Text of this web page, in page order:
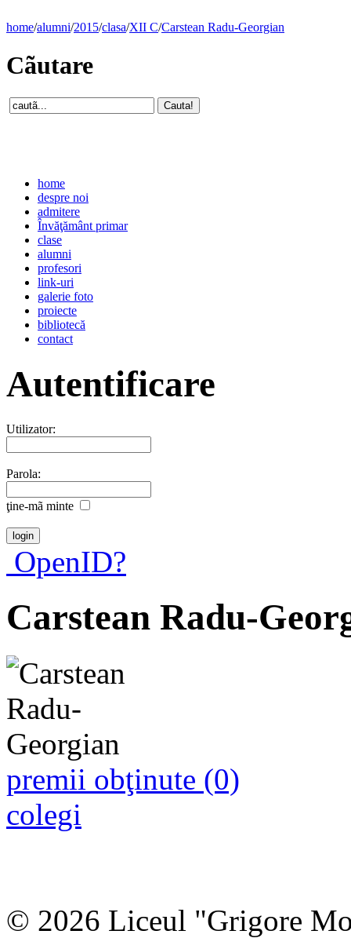
home/alumni/2015/clasa/XII C/Carstean Radu-Georgian
Cãutare
home
despre noi
admitere
Învăţământ primar
clase
alumni
profesori
link-uri
galerie foto
proiecte
bibliotecă
contact
Autentificare
Utilizator:
Parola:
ţine-mã minte
OpenID?
Carstean Radu-
premii obţinute (0)
colegi
© 2026 Liceul "Grigore